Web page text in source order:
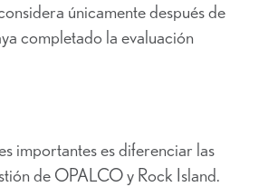
únicamente después de
completado la evaluación
importantes es diferenciar las
de OPALCO y Rock Island.